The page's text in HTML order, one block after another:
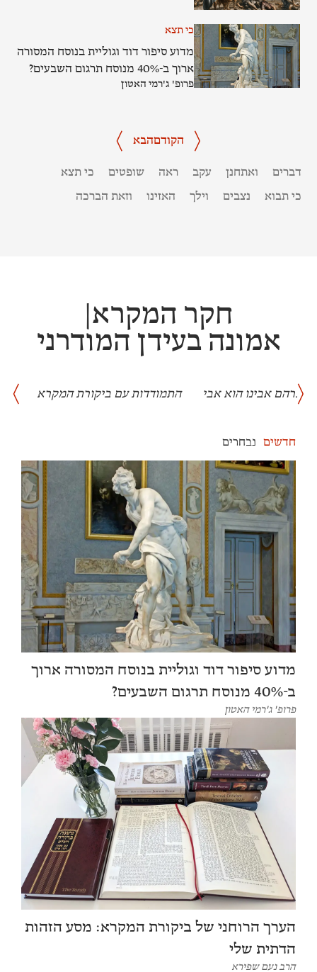
כי תצא
מדוע סיפור דוד וגוליית בנוסח המסורה
ארוך ב-40% מנוסח תרגום השבעים?
פרופ' ג'רמי האטון
הבאהקודם
דברים ואתחנן עקב ראה שופטים
כי תצא
כי תבוא
נצבים וילך האזינו וזאת הברכה
חקר המקרא|
אמונה בעידן המודרני
התמודדות עם ביקורת המקרא אברהם אבינו הוא אבי
חדשים נבחרים
מדוע סיפור דוד וגוליית בנוסח המסורה ארוך
ב-40% מנוסח תרגום השבעים?
פרופ' ג'רמי האטון
הערך הרוחני של ביקורת המקרא: מסע הזהות
הדתית שלי
הרב נעם שפירא